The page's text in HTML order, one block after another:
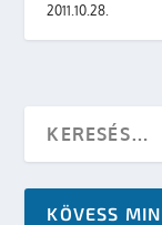
2011.10.28.
KÖVESS